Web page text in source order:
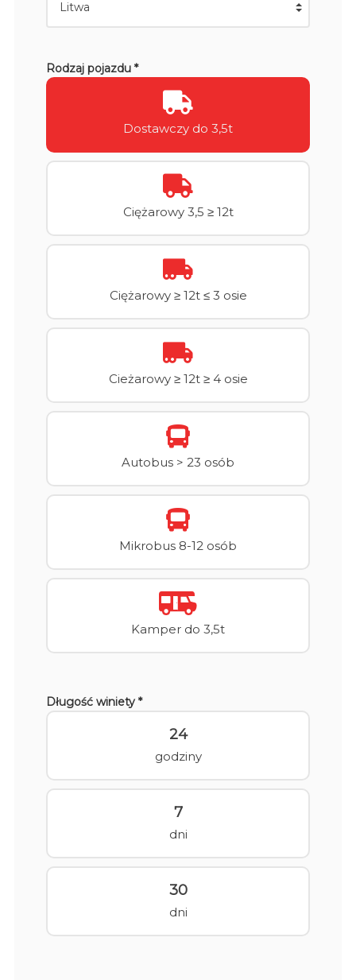
Rodzaj pojazdu *
Dostawczy do 3,5t
Ciężarowy 3,5 ≥ 12t
Ciężarowy ≥ 12t ≤ 3 osie
Cieżarowy ≥ 12t ≥ 4 osie
Autobus > 23 osób
Mikrobus 8-12 osób
Kamper do 3,5t
Długość winiety *
24
godziny
7
dni
30
dni